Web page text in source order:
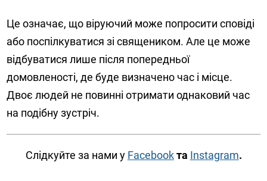
Це означає, що віруючий може попросити сповіді
або поспілкуватися зі священиком. Але це може
відбуватися лише після попередньої
домовленості, де буде визначено час і місце.
Двоє людей не повинні отримати однаковий час
на подібну зустріч.
Слідкуйте за нами у Facebookта Instagram.